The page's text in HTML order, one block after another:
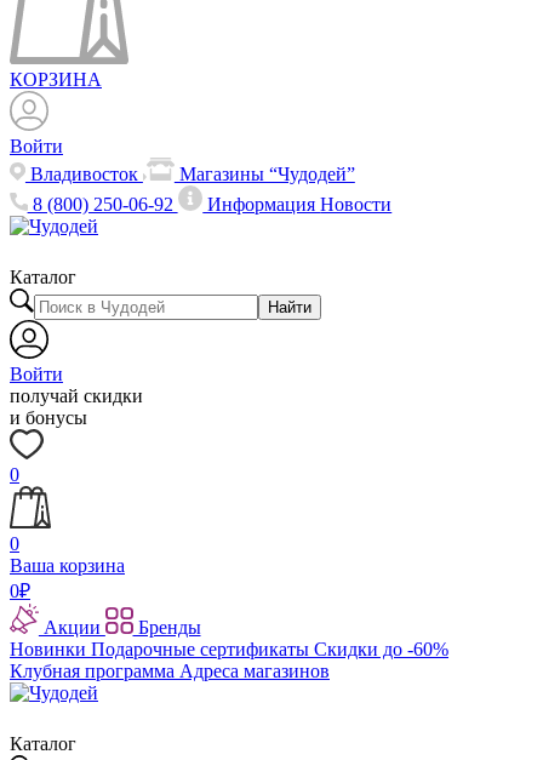
КОРЗИНА
Войти
Владивосток
Магазины “Чудодей”
8 (800) 250-06-92
ИнформацияНовости
Каталог
Найти
Войти
получай скидки
и бонусы
0
0
Ваша корзина
0₽
Акции
Бренды
Новинки Подарочные сертификаты Скидки до -60%
Клубная программа Адреса магазинов
Каталог